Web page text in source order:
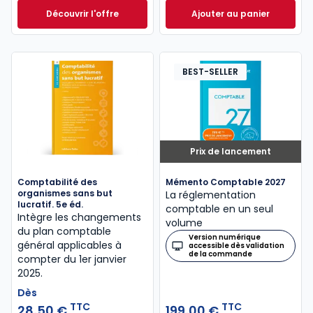
Découvrir l'offreEntreprise individuelle 2023/2024. 14e éd. à partir
Dès
Ajouter au panier
Mémentis
Comptabilité des
organismes sans but
lucratif. 5e éd.
Intègre les changements
du plan comptable
général applicables à
compter du 1er janvier
2025.
Dès
TTC
Prix de lancement
BEST-SELLER
Mémento Comptable 2027
La réglementation
comptable en un seul
volume
Version numérique
accessible dès validation
de la commande
TTC